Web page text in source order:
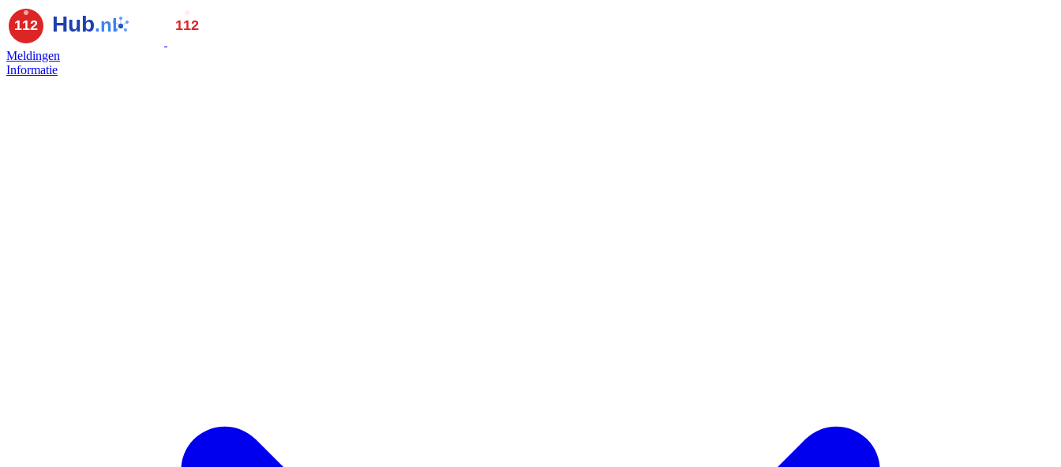
Meldingen
Informatie